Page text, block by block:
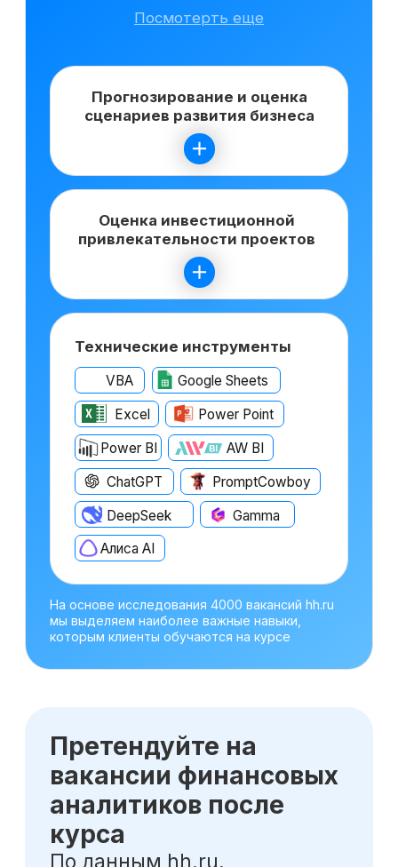
Оставьте заявку
на консультацию
Получите бесплатный урок по
прогнозированию и анализу трех форм
отчетности